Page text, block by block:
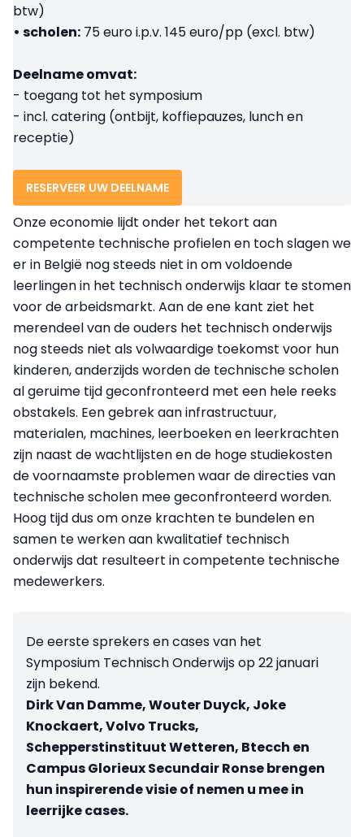
btw)
• scholen: 75 euroi.p.v. 145 euro/pp (excl. btw)
Deelname omvat:
- toegang tot het symposium
- incl. catering (ontbijt, koffiepauzes, lunch en
receptie)
RESERVEER UW DEELNAME
Onze economie lijdt onder het tekort aan
competente technische profielen en toch slagen we
er in België nog steeds niet in om voldoende
leerlingen in het technisch onderwijs klaar te stomen
voor de arbeidsmarkt. Aan de ene kant ziet het
merendeel van de ouders het technisch onderwijs
nog steeds niet als volwaardige toekomst voor hun
kinderen, anderzijds worden de technische scholen
al geruime tijd geconfronteerd met een hele reeks
obstakels. Een gebrek aan infrastructuur,
materialen, machines, leerboeken en leerkrachten
zijn naast de wachtlijsten en de hoge studiekosten
de voornaamste problemen waar de directies van
technische scholen mee geconfronteerd worden.
Hoog tijd dus om onze krachten te bundelen en
samen te werken aan kwalitatief technisch
onderwijs dat resulteert in competente technische
medewerkers.
De eerste sprekers en cases van het
Symposium Technisch Onderwijs op 22 januari
zijn bekend.
Dirk Van Damme, Wouter Duyck, Joke
Knockaert, Volvo Trucks,
Schepperstinstituut Wetteren, Btecch en
Campus Glorieux Secundair Ronse brengen
hun inspirerende visie of nemen u mee in
leerrijke cases.